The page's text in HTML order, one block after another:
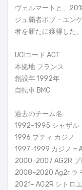
ヴェルマートと、
ジュ覇者ボブ・ユン
者を新たに獲得した。
UCIコード ACT
本拠地 フランス
創設年 1992年
自転車 BMC
過去のチーム名
1992–1995 シャザル
1996 プティ カジノ
1997–1999 カジノ＝
2000–2007 AG2R プ
2008–2020 Ag2r ラ
2021- AG2R シトロ